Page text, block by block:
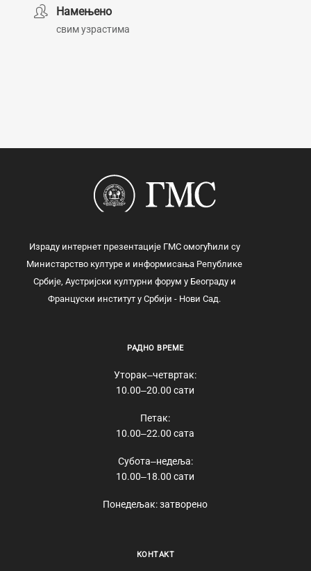
Намењено
свим узрастима
Израду интернет презентације ГМС омогућили су
Министарство културе и информисања Републике
Србије, Аустријски културни форум у Београду и
Француски институт у Србији - Нови Сад.
РАДНО ВРЕМЕ
Уторак‒четвртак:
10.00‒20.00 сати
Петак:
10.00‒22.00 сата
Субота‒недеља:
10.00‒18.00 сати
Понедељак: затворено
КОНТАКТ